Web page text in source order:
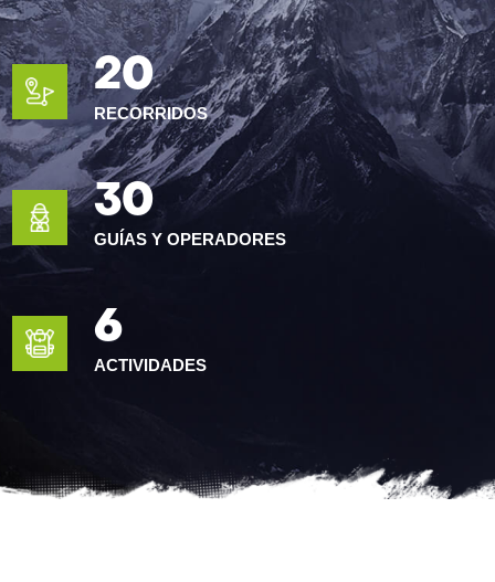
20
RECORRIDOS
30
GUÍAS Y OPERADORES
6
ACTIVIDADES